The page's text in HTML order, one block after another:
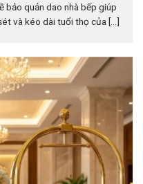
bảo quản dao nhà bếp giúp
và kéo dài tuổi thọ của [...]